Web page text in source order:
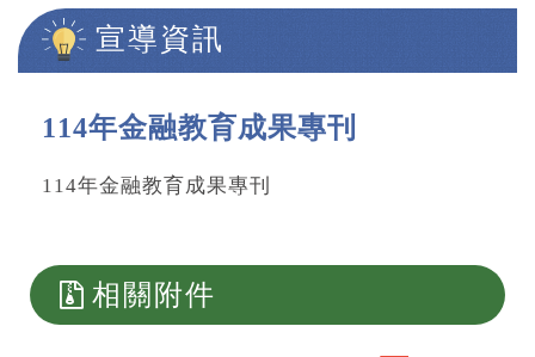
宣導資訊
114年金融教育成果專刊
114年金融教育成果專刊
相關附件